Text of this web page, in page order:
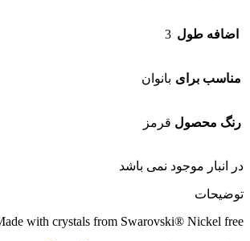
اضافه طول 3
مناسب برای بانوان
رنگ محصول قرمز
در انبار موجود نمی باشد
توضیحات
with crystals from Swarovski® Nickel free